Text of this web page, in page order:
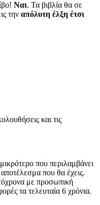
Ναι. Τα βιβλία θα σε
την απόλυτη έλξη έτσι
και τις
που περιλαμβάνει
που θα έχεις.
με προσωπική
τα τελευταία 6 χρόνια.